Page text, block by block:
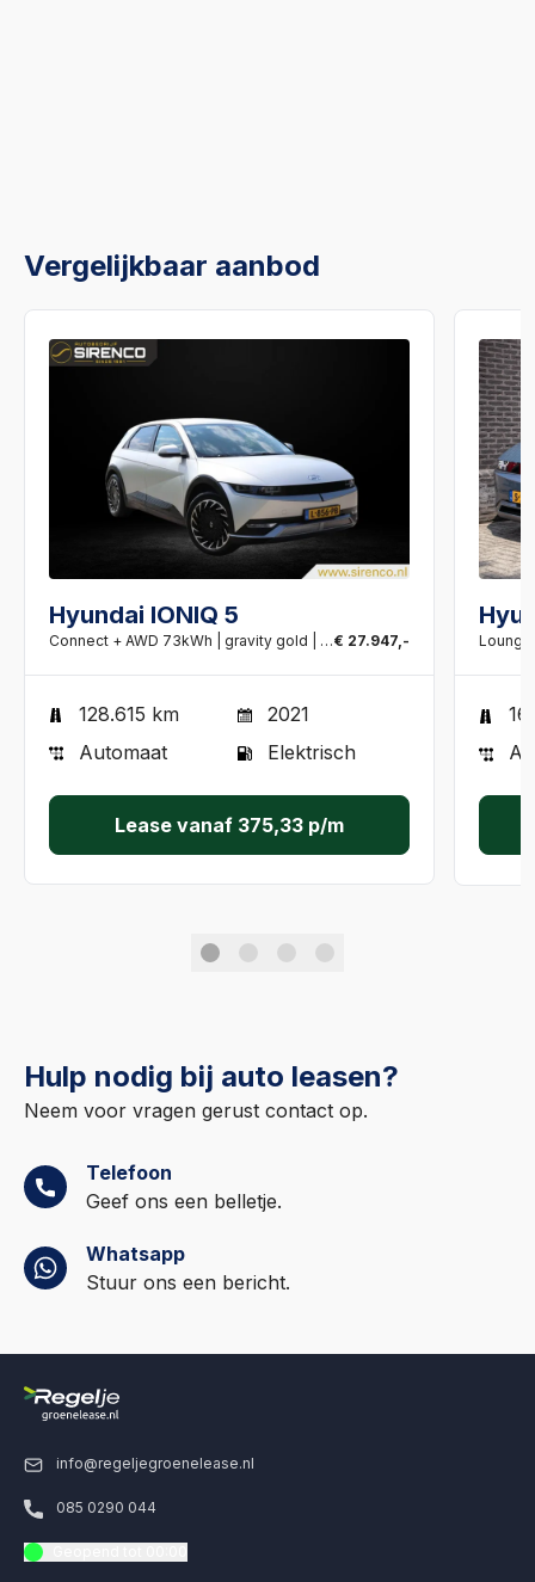
Vergelijkbaar aanbod
Hyundai IONIQ 5
Connect + AWD 73kWh | gravity gold | leder | hud | v2l | bose | camera | stoel + stuurverwarming | soh 99.4%€ 27.947,-
128.615 km
2021
Automaat
Elektrisch
Lease vanaf 375,33 p/m
Hulp nodig bij auto leasen?
Neem voor vragen gerust contact op.
Telefoon
Geef ons een belletje.
Whatsapp
Stuur ons een bericht.
info@regeljegroenelease.nl
085 0290 044